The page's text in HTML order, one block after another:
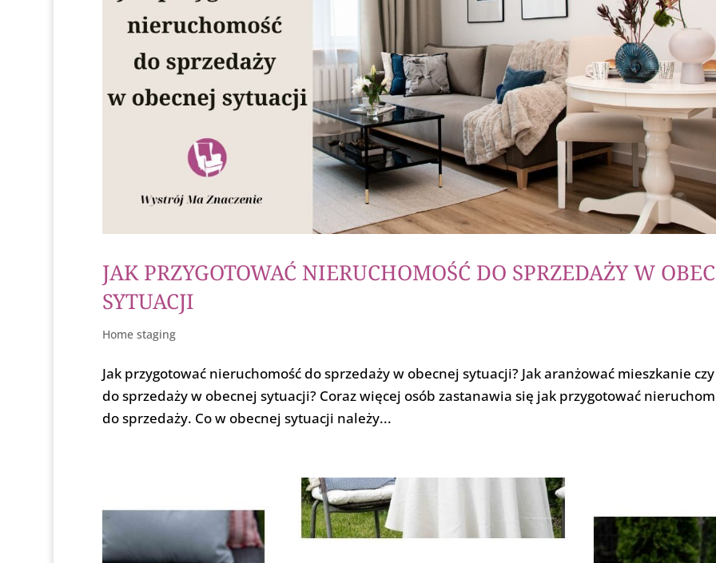
JAK PRZYGOTOWAĆ NIERUCHOMOŚĆ DO SPRZEDAŻY W
SYTUACJI
Home staging
Jak przygotować nieruchomość do sprzedaży w obecnej sytuacji? Jak aranżować mieszkanie
do sprzedaży w obecnej sytuacji? Coraz więcej osób zastanawia się jak przygotować
do sprzedaży. Co w obecnej sytuacji należy...